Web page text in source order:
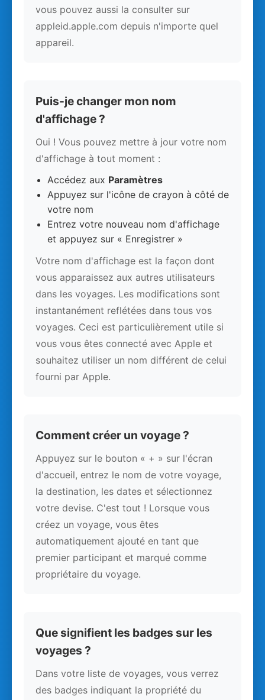
vous pouvez aussi la consulter sur
appleid.apple.com depuis n'importe quel
appareil.
Puis-je changer mon nom
d'affichage ?
Oui ! Vous pouvez mettre à jour votre nom
d'affichage à tout moment :
Accédez aux Paramètres
Appuyez sur l'icône de crayon à côté de
votre nom
Entrez votre nouveau nom d'affichage
et appuyez sur « Enregistrer »
Votre nom d'affichage est la façon dont
vous apparaissez aux autres utilisateurs
dans les voyages. Les modifications sont
instantanément reflétées dans tous vos
voyages. Ceci est particulièrement utile si
vous vous êtes connecté avec Apple et
souhaitez utiliser un nom différent de celui
fourni par Apple.
Comment créer un voyage ?
Appuyez sur le bouton « + » sur l'écran
d'accueil, entrez le nom de votre voyage,
la destination, les dates et sélectionnez
votre devise. C'est tout ! Lorsque vous
créez un voyage, vous êtes
automatiquement ajouté en tant que
premier participant et marqué comme
propriétaire du voyage.
Que signifient les badges sur les
voyages ?
Dans votre liste de voyages, vous verrez
des badges indiquant la propriété du